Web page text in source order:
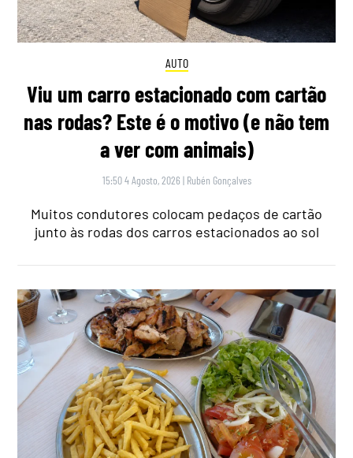
AUTO
Viu um carro estacionado com cartão
nas rodas? Este é o motivo (e não tem
a ver com animais)
15:50 4 Agosto, 2026 | Rubén Gonçalves
Muitos condutores colocam pedaços de cartão
junto às rodas dos carros estacionados ao sol